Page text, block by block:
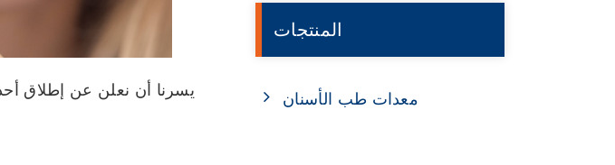
يسرنا أن نعلن عن إطلاق
المنتجات
معدات طب الأسنان